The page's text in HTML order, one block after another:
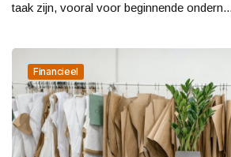
taak zijn, vooral voor beginnende ondern...
Financieel